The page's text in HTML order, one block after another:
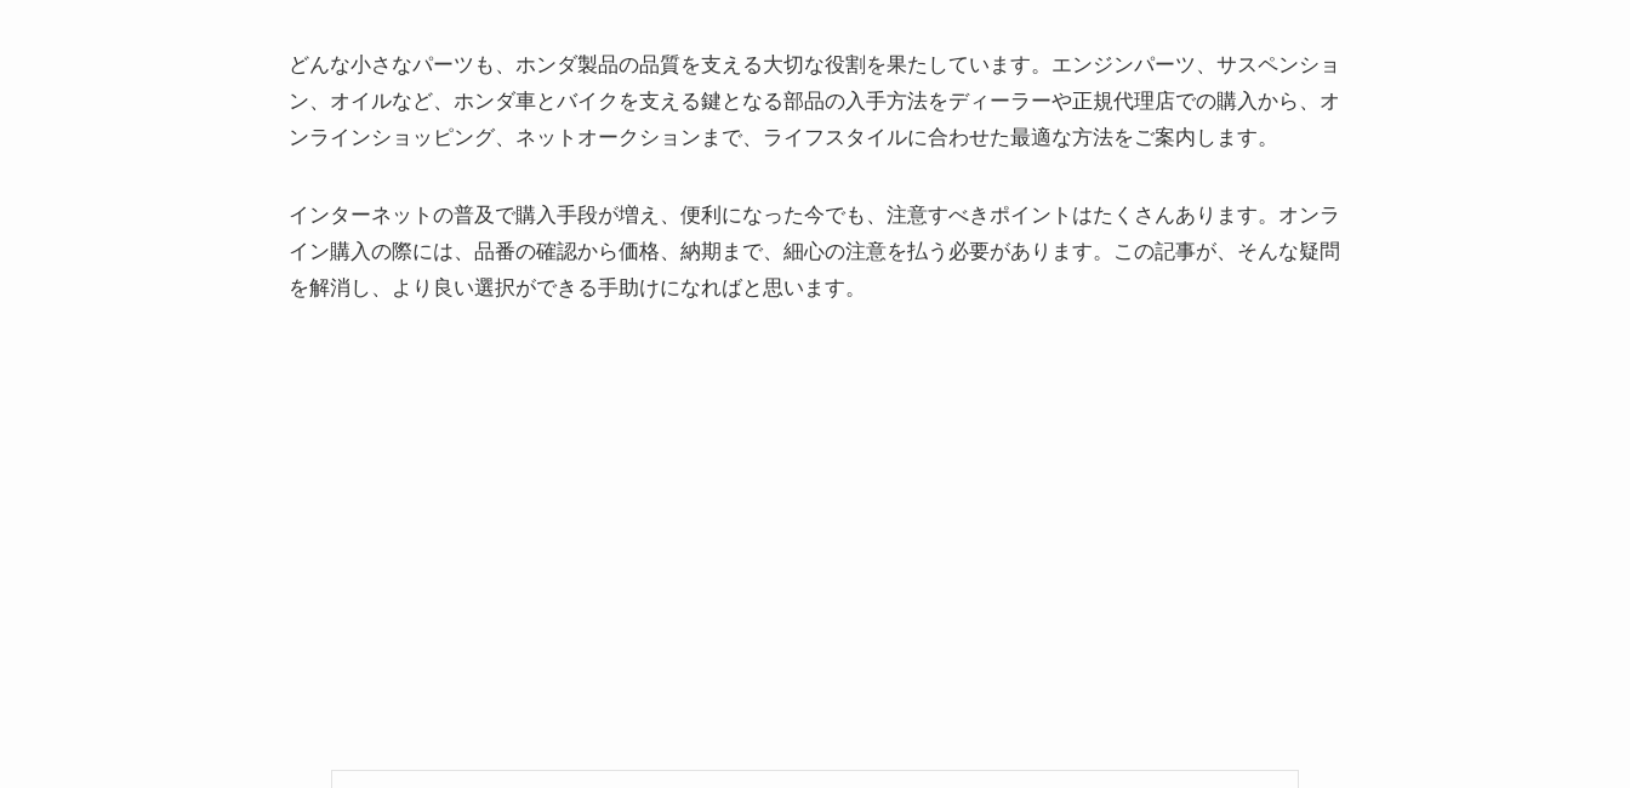
どんな小さなパーツも、ホンダ製品の品質を支える大切な役割を果たしています。エンジンパーツ、サスペンショ
ン、オイルなど、ホンダ車とバイクを支える鍵となる部品の入手方法をディーラーや正規代理店での購入から、オ
ンラインショッピング、ネットオークションまで、ライフスタイルに合わせた最適な方法をご案内します。
インターネットの普及で購入手段が増え、便利になった今でも、注意すべきポイントはたくさんあります。オンラ
イン購入の際には、品番の確認から価格、納期まで、細心の注意を払う必要があります。この記事が、そんな疑問
を解消し、より良い選択ができる手助けになればと思います。